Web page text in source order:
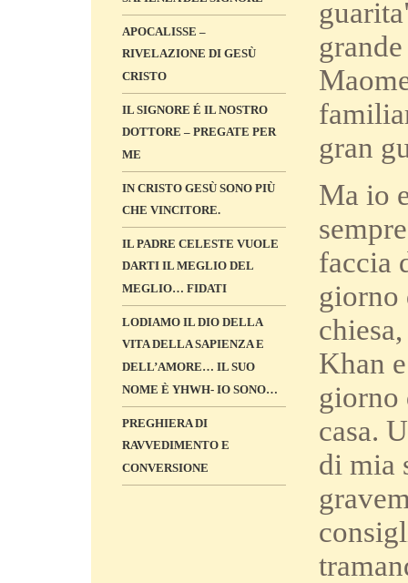
APOCALISSE –
RIVELAZIONE DI GESÙ
CRISTO
IL SIGNORE É IL NOSTRO
DOTTORE – PREGATE PER
ME
IN CRISTO GESÙ SONO PIÙ
CHE VINCITORE.
IL PADRE CELESTE VUOLE
DARTI IL MEGLIO DEL
MEGLIO… FIDATI
LODIAMO IL DIO DELLA
VITA DELLA SAPIENZA E
DELL’AMORE… IL SUO
NOME È YHWH- IO SONO…
PREGHIERA DI
RAVVEDIMENTO E
CONVERSIONE
gran
Ma io
faccia
giorno
Khan
giorno
casa.
di mia